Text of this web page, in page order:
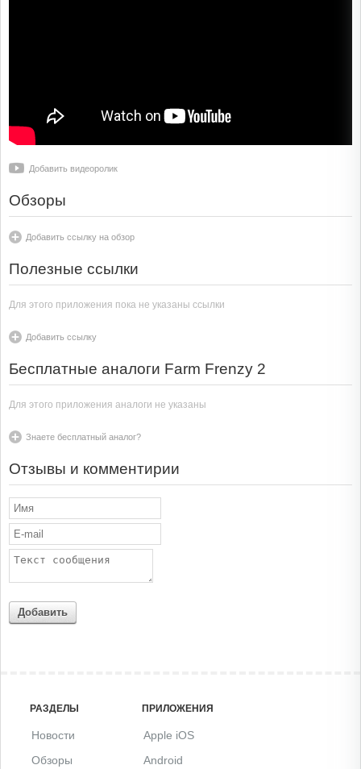
Добавить видеоролик
Обзоры
Добавить ссылку на обзор
Полезные ссылки
Для этого приложения пока не указаны ссылки
Добавить ссылку
Бесплатные аналоги Farm Frenzy 2
Для этого приложения аналоги не указаны
Знаете бесплатный аналог?
Отзывы и комментирии
Добавить
РАЗДЕЛЫ
Новости
Обзоры
ПРИЛОЖЕНИЯ
Apple iOS
Android